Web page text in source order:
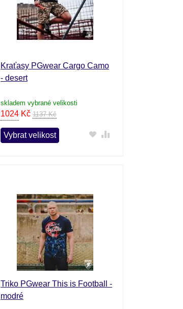
Kraťasy PGwear Cargo Camo
- desert
skladem vybrané velikosti
1024Kč 1137 Kč
Vybrat velikost
Triko PGwear This is Football -
modré